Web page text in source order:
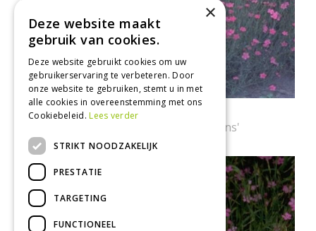
Steenanjer
Dianthus deltoides 'Splendens'
×
Deze website maakt
gebruik van cookies.
Deze website gebruikt cookies om uw
gebruikerservaring te verbeteren. Door
onze website te gebruiken, stemt u in met
alle cookies in overeenstemming met ons
Cookiebeleid.Lees verder
STRIKT NOODZAKELIJK
PRESTATIE
TARGETING
FUNCTIONEEL